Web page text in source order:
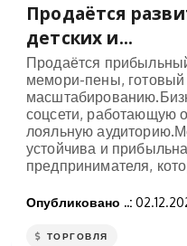
Продаётся
детских и...
Продаётся
мемори-пены, готовый
соцсети, работающую
лояльную
устойчива и
предпринимателя,
Опубликовано ..:
ТОРГОВЛЯ